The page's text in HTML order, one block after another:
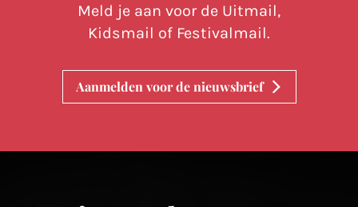
Meld je aan voor de Uitmail,
Kidsmail of Festivalmail.
Aanmelden voor de nieuwsbrief